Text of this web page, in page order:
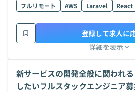
フルリモート AWS Laravel React
詳細を表示
登録して求人に
新サービスの開発全般に関われ
したいフルスタックエンジニア募